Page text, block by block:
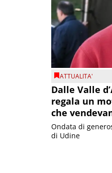
ATTUALITA'
Dalle Valle
regala un
che
Ondata di
di Udine